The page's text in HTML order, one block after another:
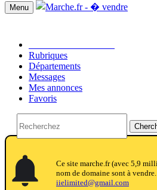
Menu
Rubriques
Départements
Messages
Mes annonces
Favoris
notifications
notifications
Ce site marche.fr (avec 5,9
nom de domaine sont à
iielimited@gmail.com